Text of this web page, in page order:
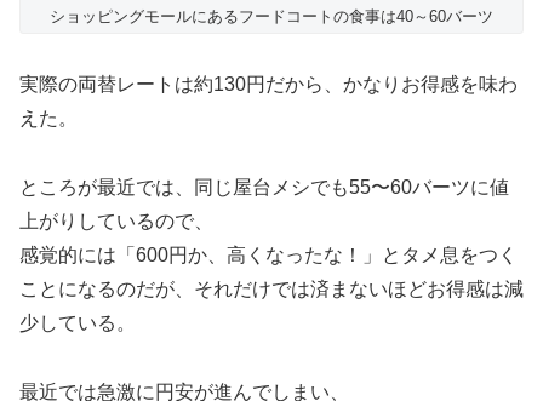
ショッピングモールにあるフードコートの食事は40～60バーツ
実際の両替レートは約130円だから、かなりお得感を味わ
えた。
ところが最近では、同じ屋台メシでも55〜60バーツに値
上がりしているので、
感覚的には「600円か、高くなったな！」とタメ息をつく
ことになるのだが、それだけでは済まないほどお得感は減
少している。
最近では急激に円安が進んでしまい、